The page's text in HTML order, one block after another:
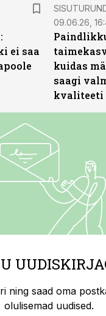
ei saa
09.06.26,
kuidas
saagi
kvaliteeti
ning saad oma
olulisemad uudised.